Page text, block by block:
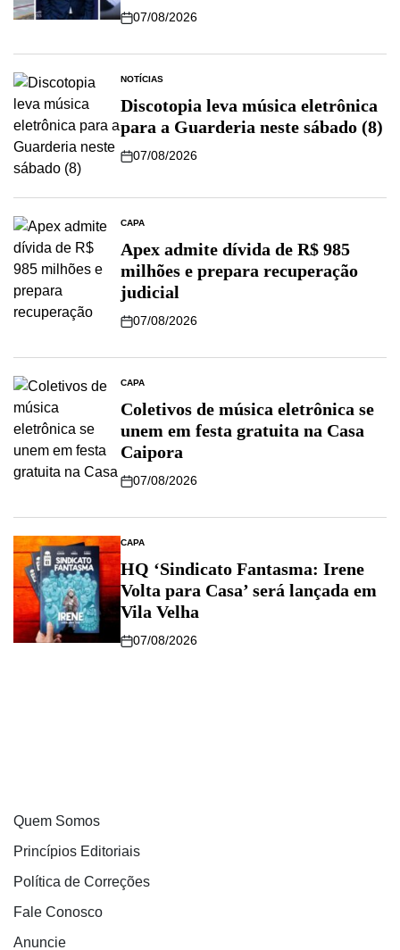
07/08/2026
NOTÍCIAS
Discotopia leva música eletrônica
para a Guarderia neste sábado (8)
07/08/2026
CAPA
Apex admite dívida de R$ 985
milhões e prepara recuperação
judicial
07/08/2026
CAPA
Coletivos de música eletrônica se
unem em festa gratuita na Casa
Caipora
07/08/2026
CAPA
HQ ‘Sindicato Fantasma: Irene
Volta para Casa’ será lançada em
Vila Velha
07/08/2026
Quem Somos
Princípios Editoriais
Política de Correções
Fale Conosco
Anuncie